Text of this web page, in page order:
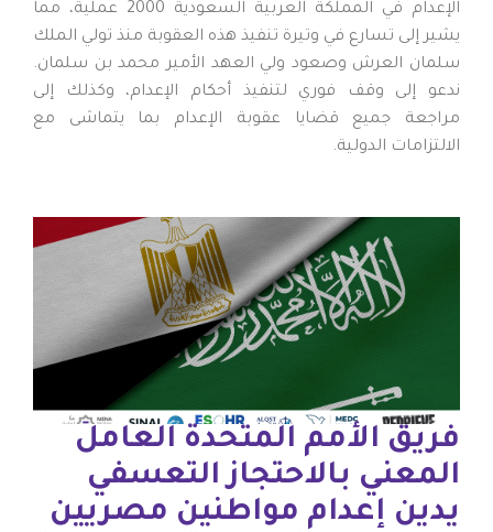
الإعدام في المملكة العربية السعودية 2000 عملية، مما
يشير إلى تسارع في وتيرة تنفيذ هذه العقوبة منذ تولي الملك
سلمان العرش وصعود ولي العهد الأمير محمد بن سلمان.
ندعو إلى وقف فوري لتنفيذ أحكام الإعدام، وكذلك إلى
مراجعة جميع قضايا عقوبة الإعدام بما يتماشى مع
الالتزامات الدولية.
فريق الأمم المتحدة العامل
المعني بالاحتجاز التعسفي
يدين إعدام مواطنين مصريين